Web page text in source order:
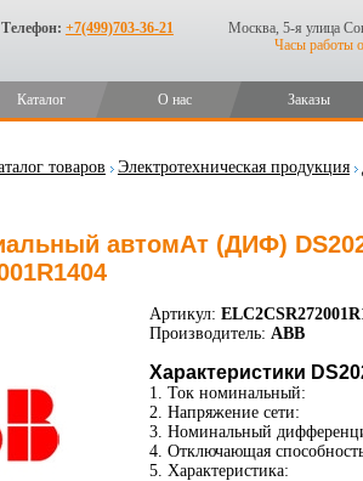
Телефон: +7(499)703-36-21
Москва, 5-я улица
Часы работы
Каталог О нас Заказы
товаров Электротехническая продукция
автомАт (ДИФ)
Артикул:
Производитель: ABB
Характеристики
1. Ток номинальный:
2. Напряжение сети:
3. Номинальный
4. Отключающая
5. Характеристика: